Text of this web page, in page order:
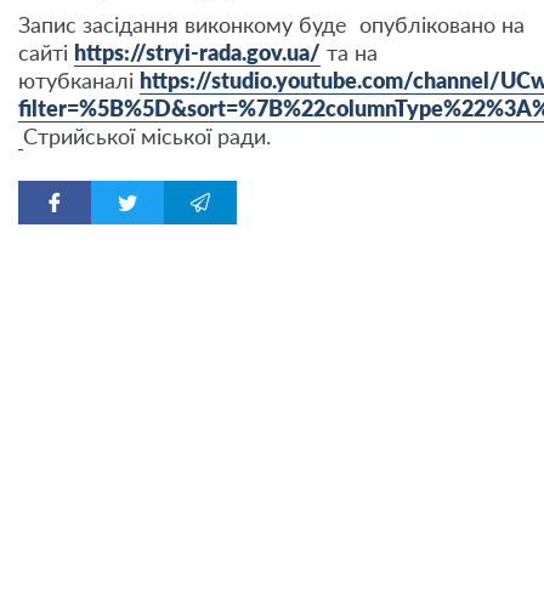
Запис засідання виконкому буде опубліковано на
сайті https://stryi-rada.gov.ua/ та на
ютубканалі https://studio.youtube.com/channel/
Стрийської міської ради.